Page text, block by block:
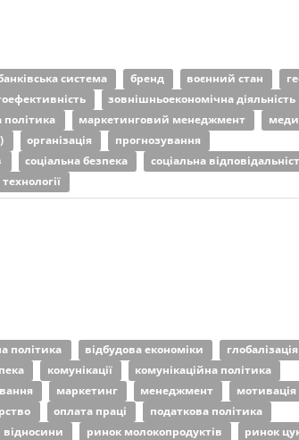
система бренд воєнний стан
зовнішньоекономічна діяльність
маркетинговий менеджмент
організація
прогнозування
соціальна безпека
соціальна
політика відбудова економіки
глобалізація
комунікації
комунікаційна політика
маркетинг менеджмент
мотивація
оплата праці
податкова політика
відносини ринок молокопродуктів
ринок